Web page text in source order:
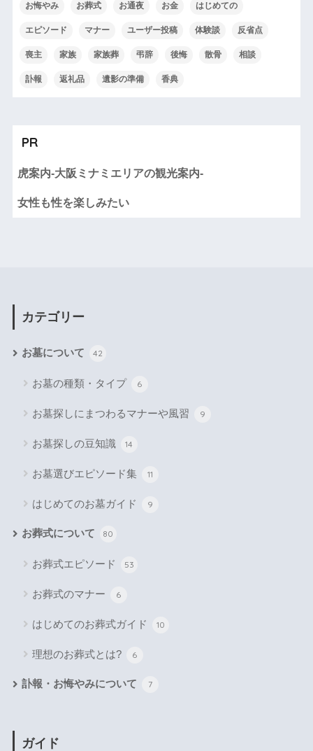
お悔やみ お葬式 お通夜 お金 はじめての
エピソード マナー ユーザー投稿 体験談 反省点
喪主 家族 家族葬 弔辞 後悔 散骨 相談
訃報 返礼品 遺影の準備 香典
PR
虎案内-大阪ミナミエリアの観光案内-
女性も性を楽しみたい
カテゴリー
お墓について 42
お墓の種類・タイプ 6
お墓探しにまつわるマナーや風習 9
お墓探しの豆知識 14
お墓選びエピソード集 11
はじめてのお墓ガイド 9
お葬式について 80
お葬式エピソード 53
お葬式のマナー 6
はじめてのお葬式ガイド 10
理想のお葬式とは? 6
訃報・お悔やみについて 7
ガイド